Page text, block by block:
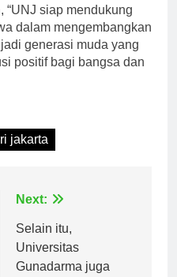
“UNJ siap mendukung
dalam mengembangkan
generasi muda yang
positif bagi bangsa dan
jakarta
Next:
Selain itu,
Universitas
Gunadarma juga